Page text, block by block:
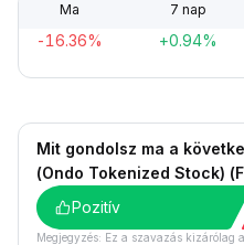
Ma 7 nap
-16.36% +0.94%
Mit gondolsz ma a
(Ondo Tokenized Stock)
Pozitív
Megjegyzés: Ez a szavazás kizárólag